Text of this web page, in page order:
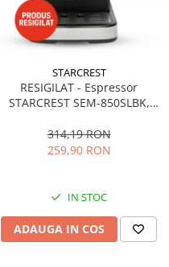
STARCREST
RESIGILAT - Espressor
STARCREST SEM-850SLBK,
detasabil 1.5L, dispozitiv
spumare, filtru dublu din
314,19 RON
259,90 RON
IN STOC
ADAUGA IN COS